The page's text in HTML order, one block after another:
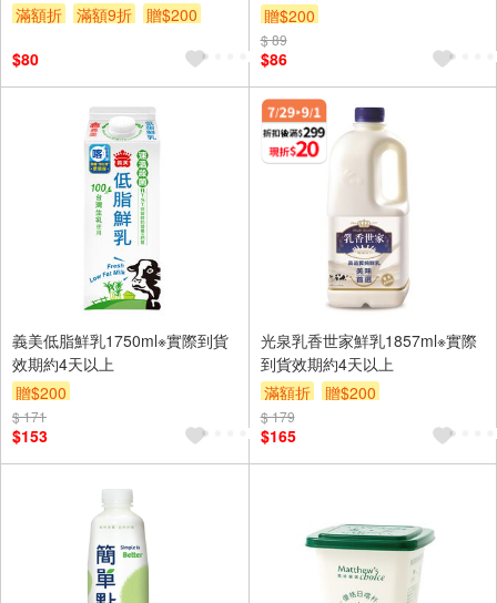
滿額折
滿額9折
贈$200
$80
贈$200
$ 89
$86
義美低脂鮮乳1750ml※實際到貨
效期約4天以上
贈$200
$ 171
$153
光泉乳香世家鮮乳1857ml※實際
到貨效期約4天以上
滿額折
贈$200
$ 179
$165